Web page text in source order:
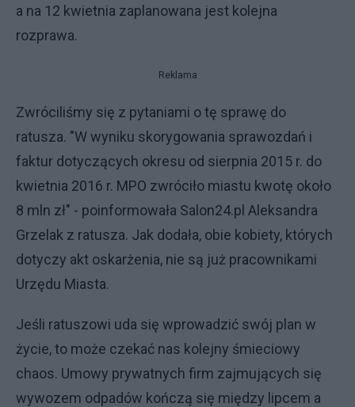
a na 12 kwietnia zaplanowana jest kolejna
rozprawa.
Reklama
Zwróciliśmy się z pytaniami o tę sprawę do
ratusza. "W wyniku skorygowania sprawozdań i
faktur dotyczących okresu od sierpnia 2015 r. do
kwietnia 2016 r. MPO zwróciło miastu kwotę około
8 mln zł" - poinformowała Salon24.pl Aleksandra
Grzelak z ratusza. Jak dodała, obie kobiety, których
dotyczy akt oskarżenia, nie są już pracownikami
Urzędu Miasta.
Jeśli ratuszowi uda się wprowadzić swój plan w
życie, to może czekać nas kolejny śmieciowy
chaos. Umowy prywatnych firm zajmujących się
wywozem odpadów kończą się między lipcem a